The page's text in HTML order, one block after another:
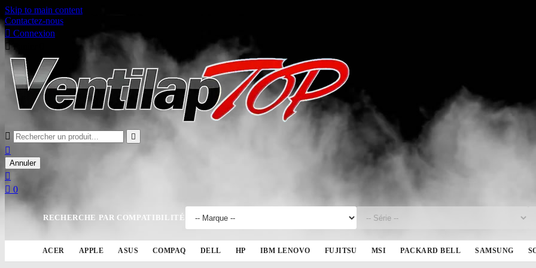
Skip to main content
Contactez-nous
 Connexion
 Panier
 

Annuler

 0
RECHERCHE PAR COMPATIBILITÉ
ACER APPLE ASUS COMPAQ DELL HP IBM LENOVO FUJITSU MSI PACKARD BELL SAMSUNG